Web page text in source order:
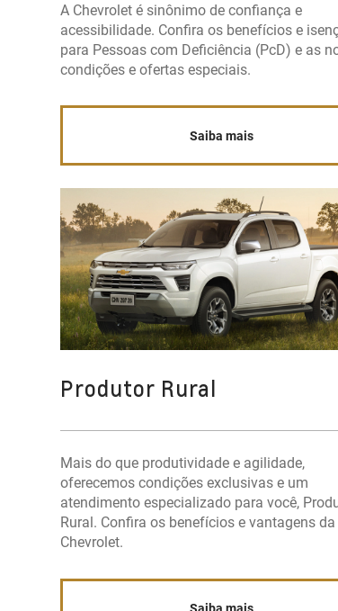
A Chevrolet é sinônimo de confiança e
acessibilidade. Confira os benefícios e
para Pessoas com Deficiência (PcD) e as
condições e ofertas especiais.
Saiba mais
Produtor Rural
Mais do que produtividade e agilidade,
oferecemos condições exclusivas e um
atendimento especializado para você,
Rural. Confira os benefícios e vantagens da
Chevrolet.